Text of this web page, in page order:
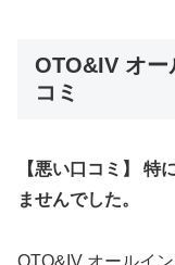
OTO&IV オー
コミ
【悪い口コミ】 特
ませんでした。
OTO&IV オールイ